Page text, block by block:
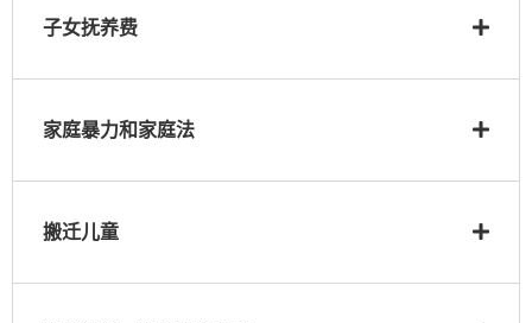
子女抚养费
家庭暴力和家庭法
搬迁儿童